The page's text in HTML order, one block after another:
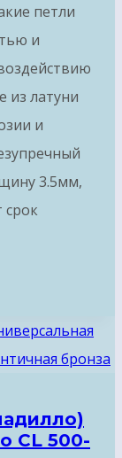
петли
и
латуни
и
3.5мм,
срок
CL 500-